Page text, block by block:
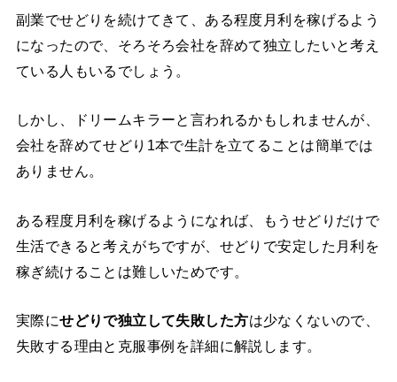
副業でせどりを続けてきて、ある程度月利を稼げるよう
になったので、そろそろ会社を辞めて独立したいと考え
ている人もいるでしょう。
しかし、ドリームキラーと言われるかもしれませんが、
会社を辞めてせどり1本で生計を立てることは簡単では
ありません。
ある程度月利を稼げるようになれば、もうせどりだけで
生活できると考えがちですが、せどりで安定した月利を
稼ぎ続けることは難しいためです。
実際にせどりで独立して失敗した方は少なくないので、
失敗する理由と克服事例を詳細に解説します。